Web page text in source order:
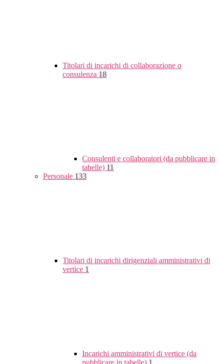
Titolari di incarichi di collaborazione o
consulenza 18
Consulenti e collaboratori (da pubblicare in
tabelle) 11
Personale 133
Titolari di incarichi dirigenziali amministrativi di
vertice 1
Incarichi amministrativi di vertice (da